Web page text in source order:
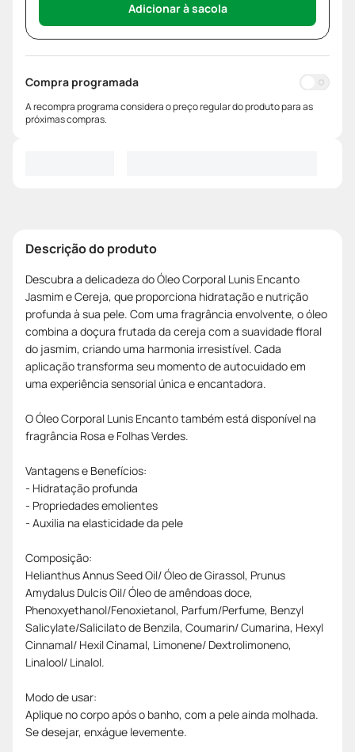
Adicionar à sacola
Compra programada
A recompra programa considera o preço regular do produto para as
próximas compras.
Descrição do produto
Descubra a delicadeza do Óleo Corporal Lunis Encanto
Jasmim e Cereja, que proporciona hidratação e nutrição
profunda à sua pele. Com uma fragrância envolvente, o óleo
combina a doçura frutada da cereja com a suavidade floral
do jasmim, criando uma harmonia irresistível. Cada
aplicação transforma seu momento de autocuidado em
uma experiência sensorial única e encantadora.
O Óleo Corporal Lunis Encanto também está disponível na
fragrância Rosa e Folhas Verdes.
Vantagens e Benefícios:
- Hidratação profunda
- Propriedades emolientes
- Auxilia na elasticidade da pele
Composição:
Helianthus Annus Seed Oil/ Óleo de Girassol, Prunus
Amydalus Dulcis Oil/ Óleo de amêndoas doce,
Phenoxyethanol/Fenoxietanol, Parfum/Perfume, Benzyl
Salicylate/Salicilato de Benzila, Coumarin/ Cumarina, Hexyl
Cinnamal/ Hexil Cinamal, Limonene/ Dextrolimoneno,
Linalool/ Linalol.
Modo de usar:
Aplique no corpo após o banho, com a pele ainda molhada.
Se desejar, enxágue levemente.